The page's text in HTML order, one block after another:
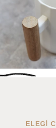
ELEGÍ